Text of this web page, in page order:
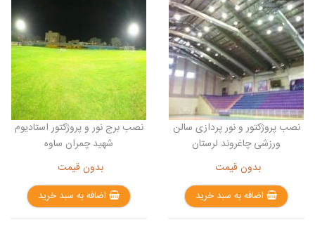
نصب پروژکتور و نور پردازی سالن
ورزشی چاغروند لرستان
بدون قیمت
اضافه به سبد خرید
نصب برج نور و پروژکتور استادیوم
شهید چمران ساوه
بدون قیمت
اضافه به سبد خرید